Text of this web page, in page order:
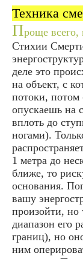
Техника
Проще всего,
Стихии
деле это
на объект, с
потоки, потом
опускаешь на
вплоть до
ногами).
1 метра до
ближе, то
основания.
вашу
произойти, но
диапазон его
границ), но
ним